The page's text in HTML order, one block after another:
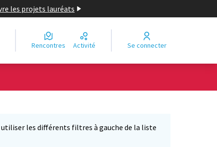
les projets lauréats
Rencontres Activité Se connecter
les différents filtres à gauche de la liste